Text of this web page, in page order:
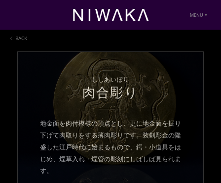
MENU
BACK
ししあいぼり
肉合彫り
地金面を肉付模様の頂点とし、更に地金面を掘り
下げて肉取りをする薄肉彫りです。装剣彫金の隆
盛した江戸時代に始まるもので、鍔・小道具をは
じめ、煙草入れ・煙管の彫刻にしばしば見られま
す。